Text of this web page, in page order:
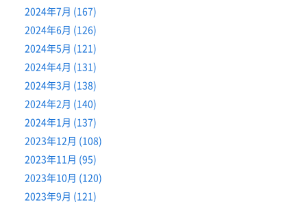
2024年7月 (167)
2024年6月 (126)
2024年5月 (121)
2024年4月 (131)
2024年3月 (138)
2024年2月 (140)
2024年1月 (137)
2023年12月 (108)
2023年11月 (95)
2023年10月 (120)
2023年9月 (121)